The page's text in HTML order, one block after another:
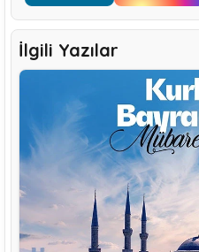
İlgili Yazılar